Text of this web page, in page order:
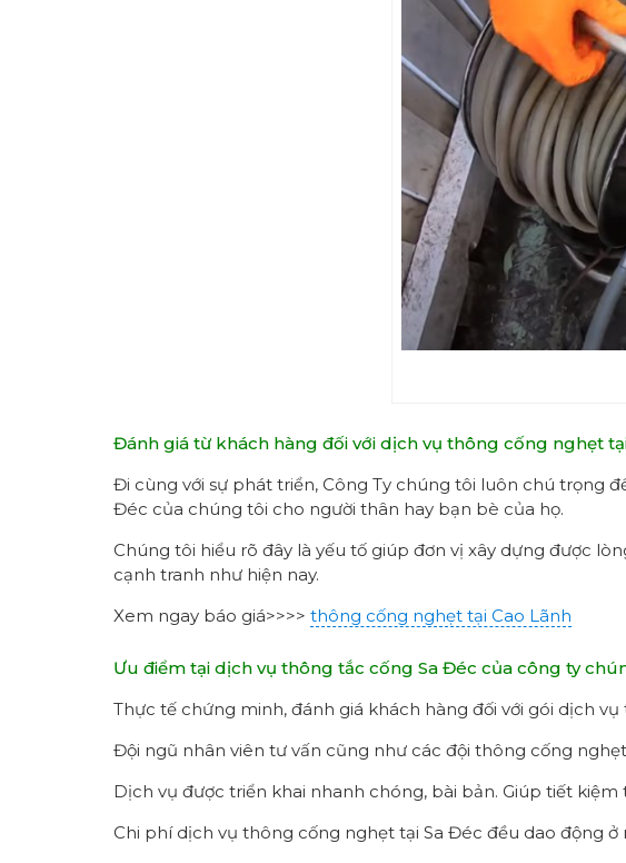
Đánh giá từ khách hàng đối với dịch vụ thông cống nghẹt
Đi cùng với sự phát triển, Công Ty chúng tôi luôn chú trọng
Đéc của chúng tôi cho người thân hay bạn bè của họ.
Chúng tôi hiểu rõ đây là yếu tố giúp đơn vị xây dựng được
cạnh tranh như hiện nay.
Xem ngay báo giá>>>> thông cống nghẹt tại Cao Lãnh
Ưu điểm tại dịch vụ thông tắc cống Sa Đéc của công ty
Thực tế chứng minh, đánh giá khách hàng đối với gói dịch
Đội ngũ nhân viên tư vấn cũng như các đội thông cống
Dịch vụ được triển khai nhanh chóng, bài bản. Giúp tiết
Chi phí dịch vụ thông cống nghẹt tại Sa Đéc đều dao động ở